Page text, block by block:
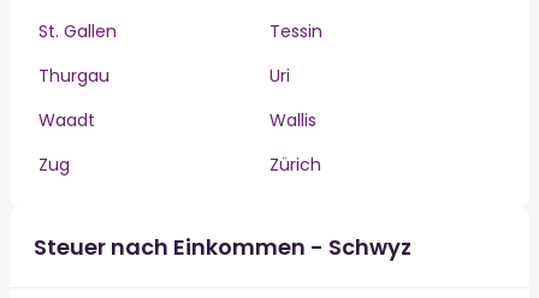
St. Gallen
Tessin
Thurgau
Uri
Waadt
Wallis
Zug
Zürich
Steuer nach Einkommen - Schwyz